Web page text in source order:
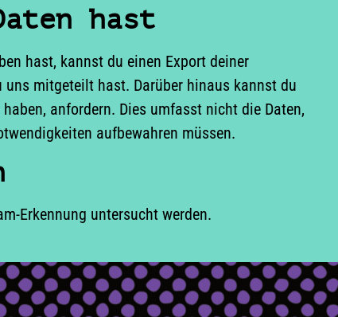
hast
hast, kannst du einen Export deiner
uns mitgeteilt hast. Darüber hinaus kannst du
anfordern. Dies umfasst nicht die Daten,
aufbewahren müssen.
Erkennung untersucht werden.